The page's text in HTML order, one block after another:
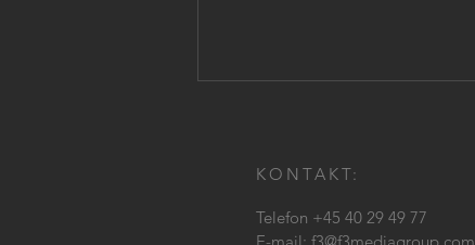
KONTAKT:
Telefon +45 40 29 49 77